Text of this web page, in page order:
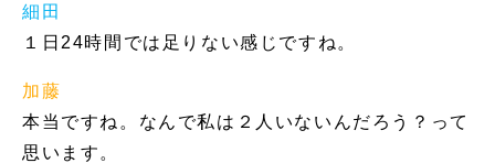
細田
１日24時間では足りない感じですね。
加藤
本当ですね。なんで私は２人いないんだろう？って
思います。